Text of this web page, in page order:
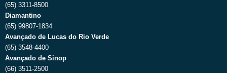
(65) 3311-8500
Diamantino
(65) 99807-1834
Avançado de Lucas do Rio Verde
(65) 3548-4400
Avançado de Sinop
(66) 3511-2500